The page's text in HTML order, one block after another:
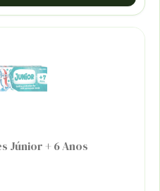
Júnior + 6 Anos